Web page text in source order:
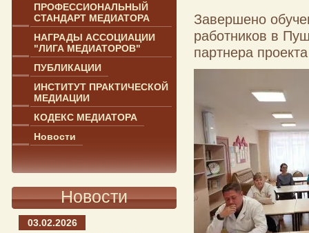
ПРОФЕССИОНАЛЬНЫЙ
СТАНДАРТ МЕДИАТОРА
НАГРАДЫ АССОЦИАЦИИ
"ЛИГА МЕДИАТОРОВ"
ПУБЛИКАЦИИ
ИНСТИТУТ ПРАКТИЧЕСКОЙ
МЕДИАЦИИ
КОДЕКС МЕДИАТОРА
Новости
Новости
03.02.2026
Завершено
работников в
партнера